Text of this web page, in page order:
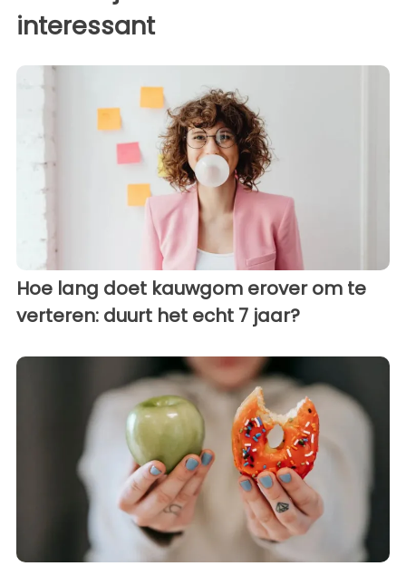
interessant
Hoe lang doet kauwgom erover om te
verteren: duurt het echt 7 jaar?